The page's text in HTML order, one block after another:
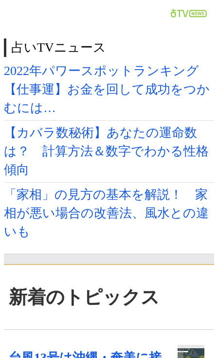
占いTVニュース
2022年パワースポットランキング
【仕事運】お金を回して成功をつか
むには…
【カバラ数秘術】あなたの運命数
は？ 計算方法＆数字でわかる性格
傾向
「家相」の見方の基本を解説！ 家
相が悪い場合の改善法、風水との違
いも
新着のトピックス